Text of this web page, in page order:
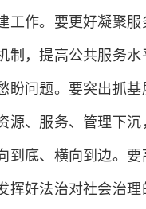
工作。要更好凝聚
制，提高公共服务
盼问题。要突出抓基
源、服务、管理下
到底、横向到边。要
挥好法治对社会治